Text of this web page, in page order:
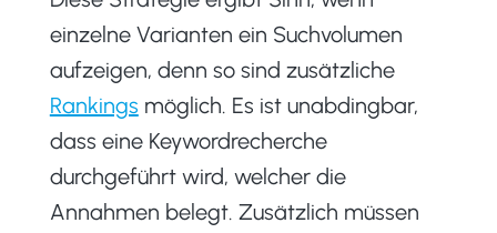
einzelne Varianten ein Suchvolumen
aufzeigen, denn so sind zusätzliche
Rankings möglich. Es ist unabdingbar,
dass eine Keywordrecherche
durchgeführt wird, welcher die
Annahmen belegt. Zusätzlich müssen